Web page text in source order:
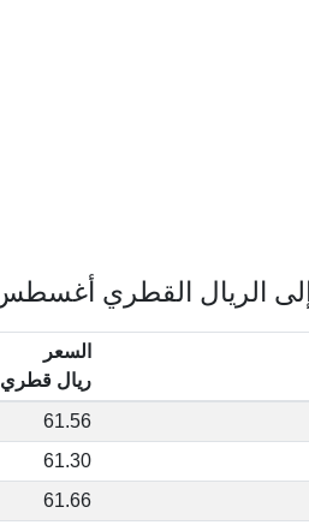
السعر
ريال قطري
61.56
61.30
61.66